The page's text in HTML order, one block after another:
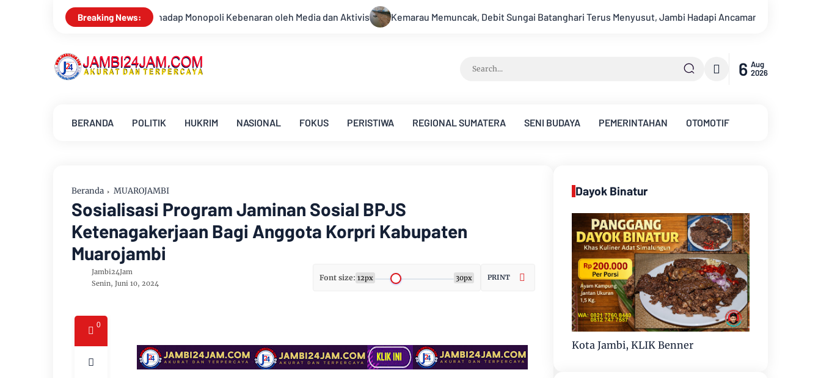
Breaking News:
Monopoli Kebenaran oleh Media dan Aktivis Kemarau Memuncak, Debit Sungai Batanghari Terus Menyusut, Jambi Hadapi Ancaman Krisis Air Bersih dan Karhutla Sungai Batanghari
6 Aug
2026
BERANDA POLITIK HUKRIM NASIONAL FOKUS PERISTIWA REGIONAL SUMATERA SENI BUDAYA PEMERINTAHAN OTOMOTIF
Beranda MUAROJAMBI
Sosialisasi Program Jaminan Sosial BPJS
Ketenagakerjaan Bagi Anggota Korpri Kabupaten
Muarojambi
Jambi24Jam
Senin, Juni 10, 2024
Font size: 12px 30px PRINT
0
Dayok Binatur
Kota Jambi, KLIK Benner